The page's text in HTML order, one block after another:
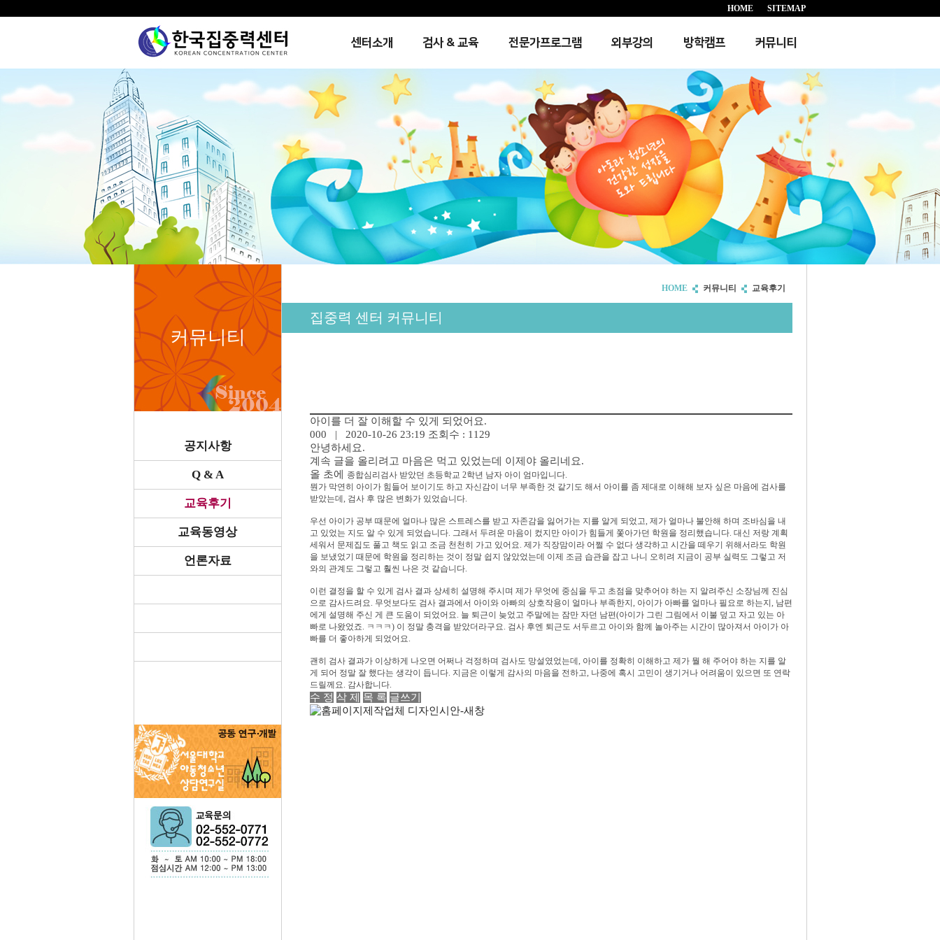
HOME SITEMAP
센터소개 검사 & 교육 전문가프로그램 외부강의 방학캠프 커뮤니티
커뮤니티
공지사항
Q & A
교육후기
교육동영상
언론자료
HOME 커뮤니티 교육후기
집중력 센터 커뮤니티
아이를 더 잘 이해할 수 있게 되었어요.
000 | 2020-10-26 23:19 조회수 : 1129
안녕하세요.
계속 글을 올리려고 마음은 먹고 있었는데 이제야 올리네요.
올 초에
종합심리검사 받았던 초등학교 2학년 남자 아이 엄마입니다.
뭔가 막연히 아이가 힘들어 보이기도 하고 자신감이 너무 부족한 것 같기도 해서 아이를 좀 제대로 이해해 보자 싶은 마음에 검사를
받았는데, 검사 후 많은 변화가 있었습니다.
우선 아이가 공부 때문에 얼마나 많은 스트레스를 받고 자존감을 잃어가는 지를 알게 되었고, 제가 얼마나 불안해 하며 조바심을 내
고 있었는 지도 알 수 있게 되었습니다. 그래서 두려운 마음이 컸지만 아이가 힘들게 쫓아가던 학원을 정리했습니다. 대신 저랑 계획
세워서 문제집도 풀고 책도 읽고 조금 천천히 가고 있어요. 제가 직장맘이라 어쩔 수 없다 생각하고 시간을 떼우기 위해서라도 학원
을 보냈었기 때문에 학원을 정리하는 것이 정말 쉽지 않았었는데 이제 조금 습관을 잡고 나니 오히려 지금이 공부 실력도 그렇고 저
와의 관계도 그렇고 훨씬 나은 것 같습니다.
이런 결정을 할 수 있게 검사 결과 상세히 설명해 주시며 제가 무엇에 중심을 두고 초점을 맞추어야 하는 지 알려주신 소장님께 진심
으로 감사드려요.
무엇보다도 검사 결과에서 아이와 아빠의 상호작용이 얼마나 부족한지, 아이가 아빠를 얼마나 필요로 하는지,
남편
에게 설명해 주신 게 큰 도움이 되었어요. 늘 퇴근이 늦었고 주말에는 잠만 자던 남편(아이가 그린 그림에서 이불 덮고 자고 있는 아
빠로 나왔었죠. ㅋㅋㅋ) 이 정말 충격을 받았더라구요. 검사 후엔 퇴근도 서두르고 아이와 함께 놀아주는 시간이 많아져서 아이가 아
빠를 더 좋아하게 되었어요.
괜히 검사 결과가 이상하게 나오면 어쩌나 걱정하며 검사도 망설였었는데, 아이를 정확히 이해하고 제가 뭘 해 주어야 하는 지를 알
게 되어 정말 잘 했다는 생각이 듭니다. 지금은 이렇게 감사의 마음을 전하고, 나중에 혹시 고민이 생기거나 어려움이 있으면 또 연락
드릴께요. 감사합니다.
수 정 삭 제 목 록 글쓰기